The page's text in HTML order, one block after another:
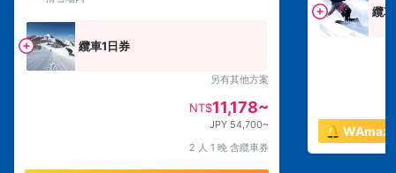
纜車1日券
另有其他方案
NT$11,178~
JPY 54,700~
2 人 1 晚 含纜車券
纜
🔔